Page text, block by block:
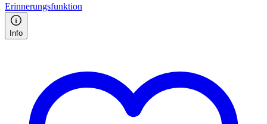
Erinnerungsfunktion
Info